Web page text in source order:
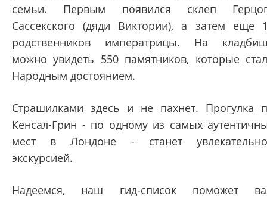
семьи. Первым появился склеп
Сассекского (дяди Виктории), а затем еще
родственников императрицы. На
можно увидеть 550 памятников, которые
Народным достоянием.
Страшилками здесь и не пахнет. Прогулка
Кенсал-Грин - по одному из самых
мест в Лондоне - станет
экскурсией.
Надеемся, наш гид-список поможет